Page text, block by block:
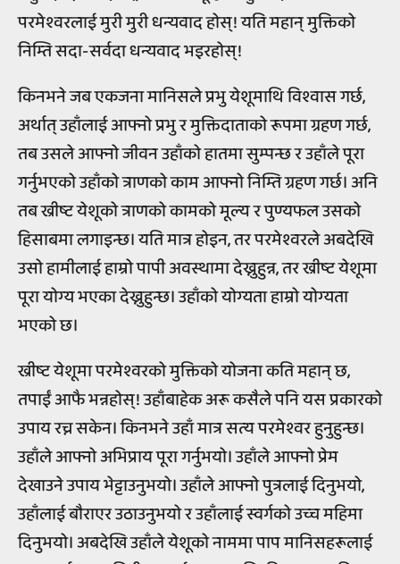
परमेश्वरलाई मुरी मुरी धन्यवाद होस्! यति महान् मुक्तिको
निम्ति सदा-सर्वदा धन्यवाद भइरहोस्!
किनभने जब एकजना मानिसले प्रभु येशूमाथि विश्वास गर्छ,
अर्थात् उहाँलाई आफ्नो प्रभु र मुक्तिदाताको रूपमा ग्रहण गर्छ,
तब उसले आफ्नो जीवन उहाँको हातमा सुम्पन्छ र उहाँले पूरा
गर्नुभएको उहाँको त्राणको काम आफ्नो निम्ति ग्रहण गर्छ। अनि
तब ख्रीष्ट येशूको त्राणको कामको मूल्य र पुण्यफल उसको
हिसाबमा लगाइन्छ। यति मात्र होइन, तर परमेश्वरले अबदेखि
उसो हामीलाई हाम्रो पापी अवस्थामा देख्नुहुन्न, तर ख्रीष्ट येशूमा
पूरा योग्य भएका देख्नुहुन्छ। उहाँको योग्यता हाम्रो योग्यता
भएको छ।
ख्रीष्ट येशूमा परमेश्वरको मुक्तिको योजना कति महान् छ,
तपाईं आफै भन्नहोस्! उहाँबाहेक अरू कसैले पनि यस प्रकारको
उपाय रच्न सकेन। किनभने उहाँ मात्र सत्य परमेश्वर हुनुहुन्छ।
उहाँले आफ्नो अभिप्राय पूरा गर्नुभयो। उहाँले आफ्नो प्रेम
देखाउने उपाय भेट्टाउनुभयो। उहाँले आफ्नो पुत्रलाई दिनुभयो,
उहाँलाई बौराएर उठाउनुभयो र उहाँलाई स्वर्गको उच्च महिमा
दिनुभयो। अबदेखि उहाँले येशूको नाममा पाप मानिसहरूलाई